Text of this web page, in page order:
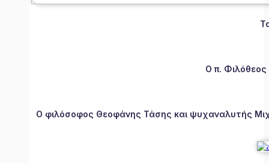
Ο π.
Ο φιλόσοφος Θεοφάνης Τάσης και ψυχαναλυτής